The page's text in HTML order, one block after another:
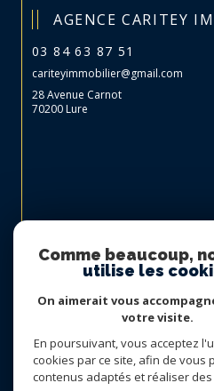
AGENCE CARITEY
03 84 63 87 51
cariteyimmobilier@gmail.com
28 Avenue Carnot
70200 Lure
Comme beaucoup,
utilise les
On aimerait vous
votre visite.
En poursuivant, vous acceptez
cookies par ce site, afin de vous
contenus adaptés et réaliser